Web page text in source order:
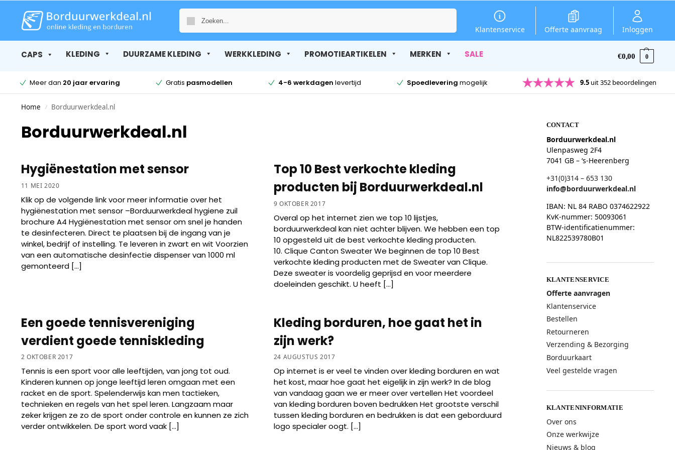
Klantenservice Offerte aanvraag Inloggen
CAPS KLEDING DUURZAME KLEDING WERKKLEDING PROMOTIEARTIKELEN MERKEN SALE €0,00 0
Meer dan 20 jaar ervaring Gratis pasmodellen 4-6 werkdagen levertijd Spoedlevering mogelijk 9.5 uit 352 beoordelingen
Home / Borduurwerkdeal.nl
Borduurwerkdeal.nl
Hygiënestation met sensor
11 MEI 2020
Klik op de volgende link voor meer informatie over het
hygiënestation met sensor –Borduurwerkdeal hygiene zuil
brochure A4 Hygiënestation met sensor om snel je handen
te desinfecteren. Direct te plaatsen bij de ingang van je
winkel, bedrijf of instelling. Te leveren in zwart en wit Voorzien
van een automatische desinfectie dispenser van 1000 ml
gemonteerd […]
Top 10 Best verkochte kleding
producten bij Borduurwerkdeal.nl
9 OKTOBER 2017
Overal op het internet zien we top 10 lijstjes,
borduurwerkdeal kan niet achter blijven. We hebben een top
10 opgesteld uit de best verkochte kleding producten.
10. Clique Canton Sweater We beginnen de top 10 Best
verkochte kleding producten met de Sweater van Clique.
Deze sweater is voordelig geprijsd en voor meerdere
doeleinden geschikt. U heeft […]
Een goede tennisvereniging
verdient goede tenniskleding
2 OKTOBER 2017
Tennis is een sport voor alle leeftijden, van jong tot oud.
Kinderen kunnen op jonge leeftijd leren omgaan met een
racket en de sport. Spelenderwijs kan men tactieken,
technieken en regels van het spel leren. Langzaam maar
zeker krijgen ze zo de sport onder controle en kunnen ze zich
verder ontwikkelen. De sport word vaak […]
Kleding borduren, hoe gaat het in
zijn werk?
24 AUGUSTUS 2017
Op internet is er veel te vinden over kleding borduren en wat
het kost, maar hoe gaat het eigelijk in zijn werk? In de blog
van vandaag gaan we er meer over vertellen Het voordeel
van kleding borduren boven bedrukken Het grootste verschil
tussen kleding borduren en bedrukken is dat een geborduurd
logo specialer oogt. […]
CONTACT
Borduurwerkdeal.nl
Ulenpasweg 2F4
7041 GB – ‘s-Heerenberg
+31(0)314 – 653 130
info@borduurwerkdeal.nl
IBAN: NL 84 RABO 0374622922
KvK-nummer: 50093061
BTW-identificatienummer:
NL822539780B01
KLANTENSERVICE
Offerte aanvragen
Klantenservice
Bestellen
Retourneren
Verzending & Bezorging
Borduurkaart
Veel gestelde vragen
KLANTENINFORMATIE
Over ons
Onze werkwijze
Nieuws & blog